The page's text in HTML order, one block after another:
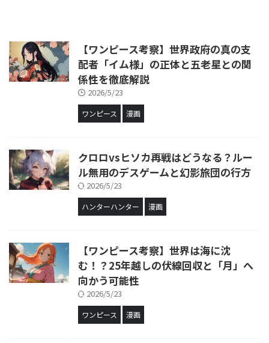
【ワンピース考察】世界政府の真の支
配者「イム様」の正体と五老星との関
係性を徹底解説
2026/5/23
ワンピース 漫画
クロロvsヒソカ再戦はどうなる？ルー
ル無用のデスゲームと幻影旅団の行方
2026/5/23
ハンターハンター 漫画
【ワンピース考察】世界は海に沈
む！？25年越しの伏線回収と「月」へ
向かう可能性
2026/5/23
ワンピース 漫画